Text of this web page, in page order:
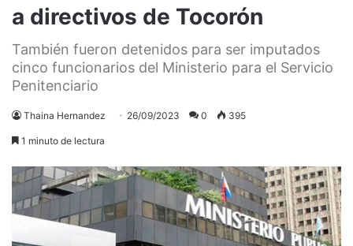
a directivos de Tocorón
También fueron detenidos para ser imputados
cinco funcionarios del Ministerio para el Servicio
Penitenciario
Thaina Hernandez 26/09/2023 0 395
1 minuto de lectura